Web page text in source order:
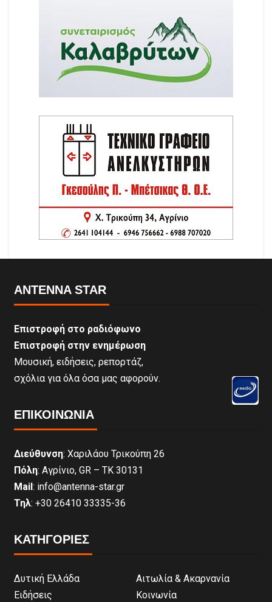
ANTENNA STAR
Επιστροφή στο ραδιόφωνο
Επιστροφή στην ενημέρωση
Μουσική, ειδήσεις, ρεπορτάζ,
σχόλια για όλα όσα μας αφορούν.
ΕΠΙΚΟΙΝΩΝΊΑ
Διεύθυνση: Χαριλάου Τρικούπη 26
Πόλη: Αγρίνιο, GR – ΤΚ 30131
Mail: info@antenna-star.gr
Τηλ: +30 26410 33335-36
ΚΑΤΗΓΟΡΙΕΣ
Δυτική Ελλάδα
Αιτωλία & Ακαρνανία
Ειδήσεις
Κοινωνία